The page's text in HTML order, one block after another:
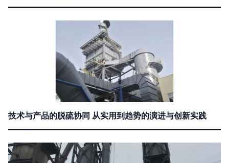
技术与产品的脱硫协同 从实用到趋势的演进与创新实践